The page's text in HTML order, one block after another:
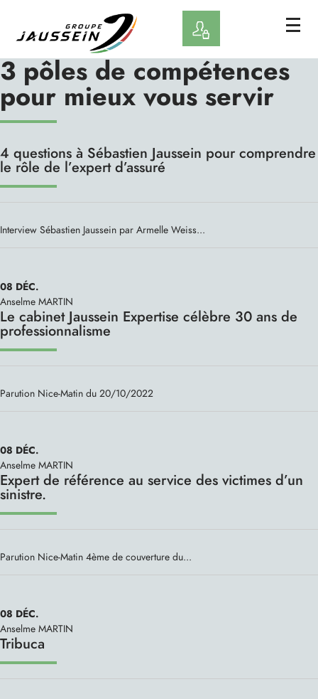
3 pôles de compétences
pour mieux vous servir
4 questions à Sébastien Jaussein pour comprendre
le rôle de l’expert d’assuré
Interview Sébastien Jaussein par Armelle Weiss...
08 DÉC.
Anselme MARTIN
Le cabinet Jaussein Expertise célèbre 30 ans de
professionnalisme
Parution Nice-Matin du 20/10/2022
08 DÉC.
Anselme MARTIN
Expert de référence au service des victimes d’un
sinistre.
Parution Nice-Matin 4ème de couverture du...
08 DÉC.
Anselme MARTIN
Tribuca